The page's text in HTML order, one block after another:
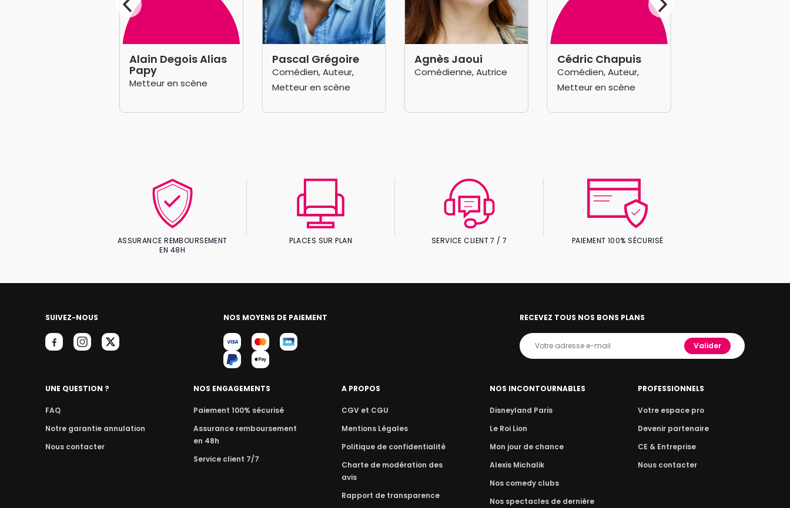
Alain Degois Alias
Papy
Metteur en scène
Pascal Grégoire
Comédien, Auteur,
Metteur en scène
Agnès Jaoui
Comédienne, Autrice
Cédric Chapuis
Comédien, Auteur,
Metteur en scène
ASSURANCE REMBOURSEMENT
EN 48H
PLACES SUR PLAN SERVICE CLIENT 7 / 7 PAIEMENT 100% SÉCURISÉ
SUIVEZ-NOUS NOS MOYENS DE PAIEMENT RECEVEZ TOUS NOS BONS PLANS
Valider
UNE QUESTION ?
FAQ
Notre garantie annulation
Nous contacter
NOS ENGAGEMENTS
Paiement 100% sécurisé
Assurance remboursement
en 48h
Service client 7/7
A PROPOS
CGV et CGU
Mentions Légales
Politique de confidentialité
Charte de modération des
avis
Rapport de transparence
NOS INCONTOURNABLES
Disneyland Paris
Le Roi Lion
Mon jour de chance
Alexis Michalik
Nos comedy clubs
Nos spectacles de dernière
PROFESSIONNELS
Votre espace pro
Devenir partenaire
CE & Entreprise
Nous contacter